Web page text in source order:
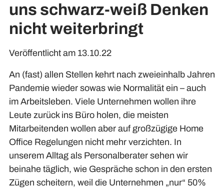
uns schwarz-weiß Denken
nicht weiterbringt
Veröffentlicht am 13.10.22
An (fast) allen Stellen kehrt nach zweieinhalb Jahren
Pandemie wieder sowas wie Normalität ein – auch
im Arbeitsleben. Viele Unternehmen wollen ihre
Leute zurück ins Büro holen, die meisten
Mitarbeitenden wollen aber auf großzügige Home
Office Regelungen nicht mehr verzichten. In
unserem Alltag als Personalberater sehen wir
beinahe täglich, wie Gespräche schon in den ersten
Zügen scheitern, weil die Unternehmen „nur“ 50%